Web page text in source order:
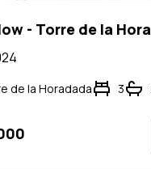
- Torre de la
de la Horadada 3